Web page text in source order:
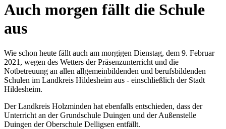
Auch morgen fällt die Schule
aus
Wie schon heute fällt auch am morgigen Dienstag, dem 9. Februar
2021, wegen des Wetters der Präsenzunterricht und die
Notbetreuung an allen allgemeinbildenden und berufsbildenden
Schulen im Landkreis Hildesheim aus - einschließlich der Stadt
Hildesheim.
Der Landkreis Holzminden hat ebenfalls entschieden, dass der
Unterricht an der Grundschule Duingen und der Außenstelle
Duingen der Oberschule Delligsen entfällt.